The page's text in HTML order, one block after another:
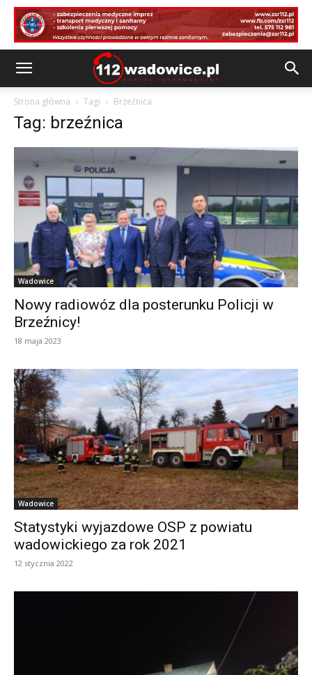
Strona główna Tagi Brzeźnica
Tag: brzeźnica
Wadowice
Nowy radiowóz dla posterunku Policji w
Brzeźnicy!
18 maja 2023
Wadowice
Statystyki wyjazdowe OSP z powiatu
wadowickiego za rok 2021
12 stycznia 2022